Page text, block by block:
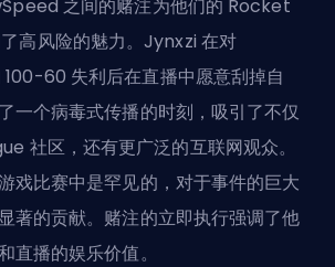
之间的赌注为他们的 Rocket
高风险的魅力。Jynxzi 在对
60 失利后在直播中愿意刮掉自
一个病毒式传播的时刻，吸引了不仅
社区，还有更广泛的互联网观众。
戏比赛中是罕见的，对于事件的巨大
著的贡献。赌注的立即执行强调了他
直播的娱乐价值。